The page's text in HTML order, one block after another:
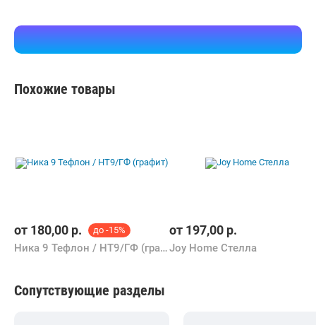
Похожие товары
от 180,00 р. до -15%
Ника 9 Тефлон / НТ9/ГФ (графит)
от 197,00 р.
Joy Home Стелла
Сопутствующие разделы